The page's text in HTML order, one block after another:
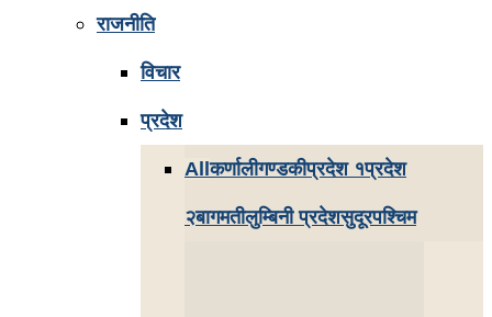
राजनीति
विचार
प्रदेश
Allकर्णालीगण्डकीप्रदेश १प्रदेश
२बागमतीलुम्बिनी प्रदेशसुदूरपश्चिम